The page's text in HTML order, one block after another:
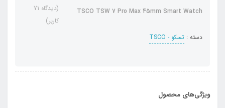
TSCO TSW 7 Pro Max 45mm Smart Watch
دسته : تسکو - TSCO
(دیدگاه 71
کاربر)
ویژگی‌های محصول